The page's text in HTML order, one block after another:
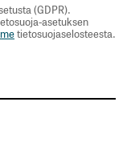
(GDPR).
asetuksen
tietosuojaselosteesta.